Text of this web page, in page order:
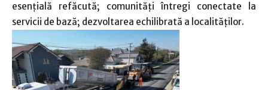
esențială refăcută; comunități întregi conectate la
servicii de bază; dezvoltarea echilibrată a localităților.